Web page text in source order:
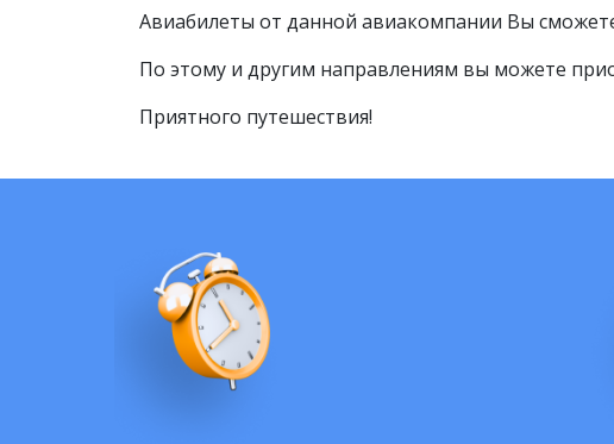
Авиабилеты от данной авиакомпании Вы
По этому и другим направлениям вы можете
Приятного путешествия!